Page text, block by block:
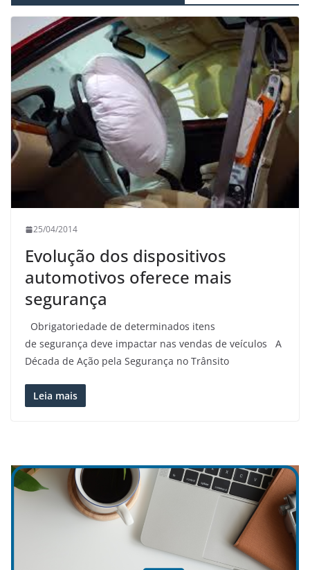
25/04/2014
Evolução dos dispositivos
automotivos oferece mais
segurança
Obrigatoriedade de determinados itens
de segurança deve impactar nas vendas de veículos A
Década de Ação pela Segurança no Trânsito
Leia mais